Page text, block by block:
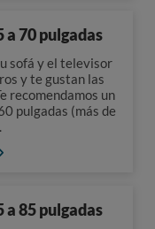
a 70 pulgadas
sofá y el televisor
y te gustan las
recomendamos un
pulgadas (más de
a 85 pulgadas